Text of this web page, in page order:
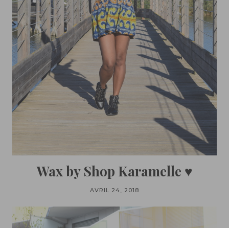
Wax by Shop Karamelle ♥
AVRIL 24, 2018